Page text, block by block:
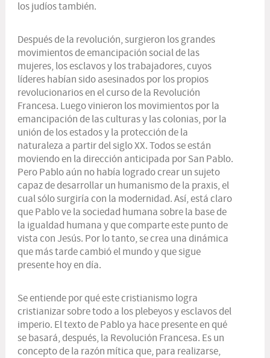
los judíos también.
Después de la revolución, surgieron los grandes
movimientos de emancipación social de las
mujeres, los esclavos y los trabajadores, cuyos
líderes habían sido asesinados por los propios
revolucionarios en el curso de la Revolución
Francesa. Luego vinieron los movimientos por la
emancipación de las culturas y las colonias, por la
unión de los estados y la protección de la
naturaleza a partir del siglo XX. Todos se están
moviendo en la dirección anticipada por San Pablo.
Pero Pablo aún no había logrado crear un sujeto
capaz de desarrollar un humanismo de la praxis, el
cual sólo surgiría con la modernidad. Así, está claro
que Pablo ve la sociedad humana sobre la base de
la igualdad humana y que comparte este punto de
vista con Jesús. Por lo tanto, se crea una dinámica
que más tarde cambió el mundo y que sigue
presente hoy en día.
Se entiende por qué este cristianismo logra
cristianizar sobre todo a los plebeyos y esclavos del
imperio. El texto de Pablo ya hace presente en qué
se basará, después, la Revolución Francesa. Es un
concepto de la razón mítica que, para realizarse,